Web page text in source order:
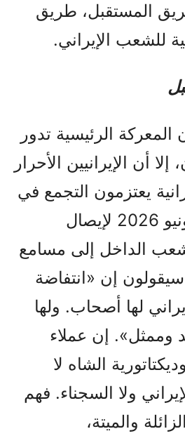
المستقبل، طريق
للشعب الإيراني.
الرئيسية تدور
أن الإيرانيين الأحرار
يعتزمون التجمع في
باريس يوم 20 يونيو 2026 لإيصال
الداخل إلى مسامع
إن «انتفاضة
لها أصحاب. ولها
وممثل». إن عملاء
الشاه لا
ولا السجناء. فهم
والميتة،